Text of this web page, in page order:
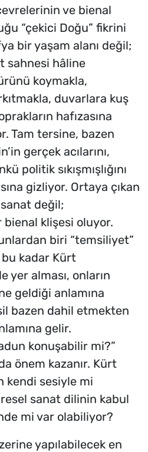
ve bienal
“çekici Doğu” fikrini
bir yaşam alanı değil;
sahnesi hâline
koymakla,
duvarlara kuş
hafızasına
Tam tersine, bazen
gerçek acılarını,
politik sıkışmışlığını
gizliyor. Ortaya çıkan
değil;
klişesi oluyor.
biri “temsiliyet”
kadar Kürt
yer alması, onların
geldiği anlamına
bazen dahil etmekten
gelir.
konuşabilir mi?”
önem kazanır. Kürt
kendi sesiyle mi
sanat dilinin kabul
mi var olabiliyor?
yapılabilecek en